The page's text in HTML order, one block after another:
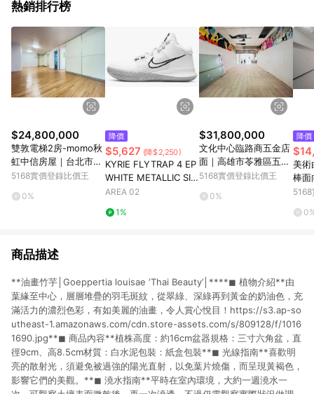
熱銷排行榜
$24,800,000
雙敦電梯2房-momo秋
虹中信房屋｜台北市松
山區長安東路二段
5168實價登錄比價王
0%
降價
$5,627 (降$2,250)
KYRIE FLYTRAP 4 EP
WHITE METALLIC SIL
VER
AREA 02
1%
$31,800,000
文化中心臨路商五金店
面｜高雄市苓雅區五福
一路
5168實價登錄比價王
0%
降價
美術
棒面
雄市
商品描述
**油畫竹芋│Goeppertia louisae ‘Thai Beauty’│****◼︎ 植物介紹**由
葉緣至中心，層層堆疊的羽毛斑紋，從翠綠、深綠再到黃金的奶油色，充
滿活力的濃烈色彩，有如美麗的油畫，令人賞心悅目！https://s3.ap-so
utheast-1.amazonaws.com/cdn.store-assets.com/s/809128/f/1016
1690.jpg**◼︎ 商品內容**植株高度：約16cm盆器規格：三寸六角盆，直
徑9cm、高8.5cm材質：白水泥包裝：紙盒包裝**◼︎ 光線指南**喜歡明
亮的散射光，須避免被過強的陽光直射，以免葉片燒傷，而呈現黃褐色，
影響它們的美觀。**◼︎ 澆水指南**平時在室內環境，大約一週澆水一